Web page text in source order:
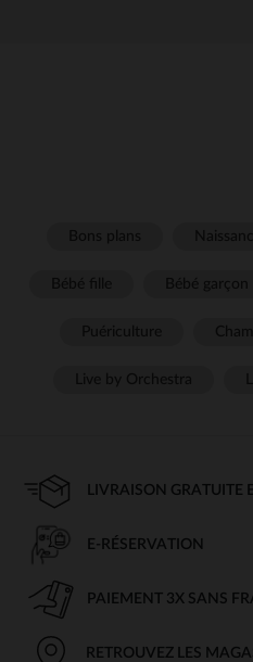
LIVRAISON GRATUITE
E-RÉSERVATION
PAIEMENT 3X SANS
RETROUVEZ LES